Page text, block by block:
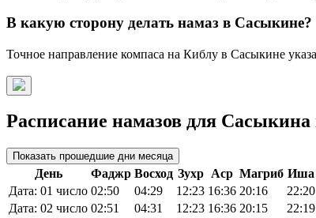
В какую сторону делать намаз в Сасыкине?
Точное направление компаса на Киблу в Сасыкине
Расписание намазов для Сасыкина
Показать прошедшие дни месяца
День Фаджр Восход Зухр Аср Магриб Иша
Дата: 01 число 02:50 04:29 12:23 16:36 20:16
22:20
Дата: 02 число 02:51 04:31 12:23 16:36 20:15
22:19